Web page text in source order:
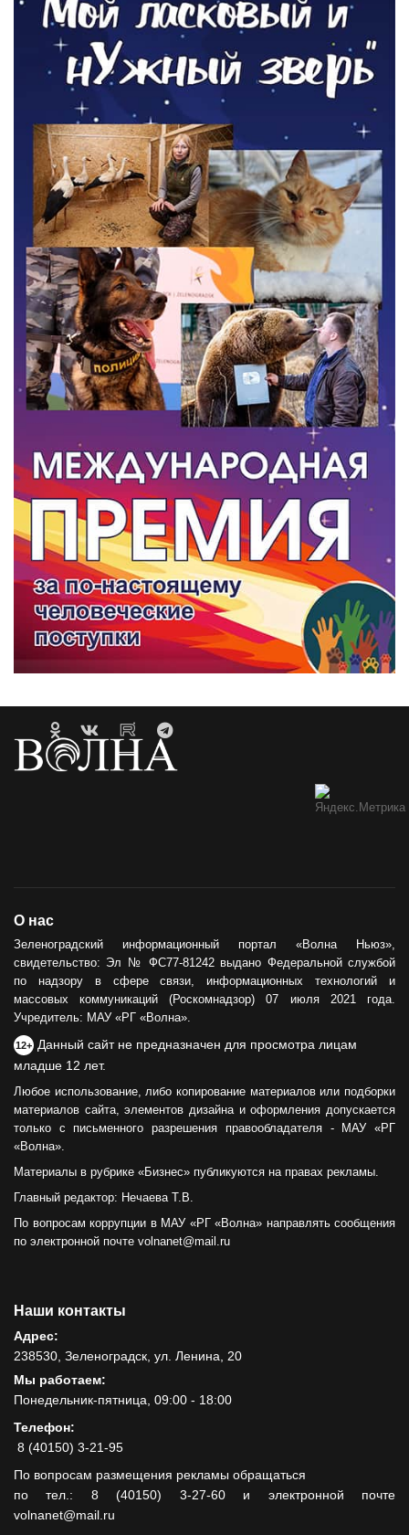
О нас
Зеленоградский информационный портал «Волна Ньюз»,
свидетельство: Эл № ФС77-81242 выдано Федеральной службой
по надзору в сфере связи, информационных технологий и
массовых коммуникаций (Роскомнадзор) 07 июля 2021 года.
Учредитель: МАУ «РГ «Волна».
12+ Данный сайт не предназначен для просмотра лицам
младше 12 лет.
Любое использование, либо копирование материалов или подборки
материалов сайта, элементов дизайна и оформления допускается
только с письменного разрешения правообладателя - МАУ «РГ
«Волна».
Материалы в рубрике «Бизнес» публикуются на правах рекламы.
Главный редактор: Нечаева Т.В.
По вопросам коррупции в МАУ «РГ «Волна» направлять сообщения
по электронной почте volnanet@mail.ru
Наши контакты
Адрес:
238530, Зеленоградск, ул. Ленина, 20
Мы работаем:
Понедельник-пятница, 09:00 - 18:00
Телефон:
8 (40150) 3-21-95
По вопросам размещения рекламы обращаться
по тел.: 8 (40150) 3-27-60 и электронной почте
volnanet@mail.ru